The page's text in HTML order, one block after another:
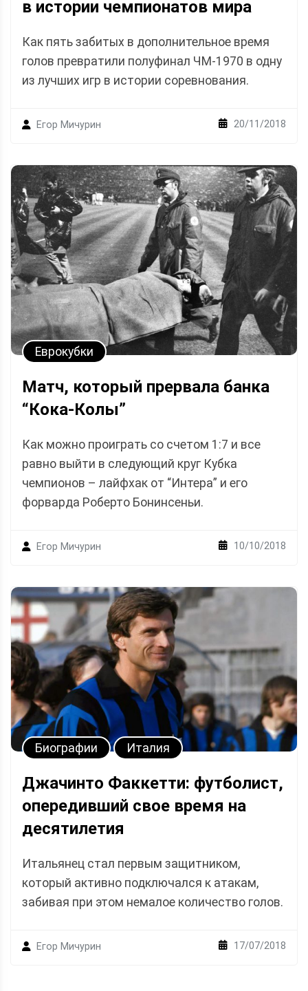
в истории чемпионатов мира
Как пять забитых в дополнительное время
голов превратили полуфинал ЧМ-1970 в одну
из лучших игр в истории соревнования.
Егор Мичурин 20/11/2018
Еврокубки
Матч, который прервала банка
“Кока-Колы”
Как можно проиграть со счетом 1:7 и все
равно выйти в следующий круг Кубка
чемпионов – лайфхак от “Интера” и его
форварда Роберто Бонинсеньи.
Егор Мичурин 10/10/2018
Биографии Италия
Джачинто Факкетти: футболист,
опередивший свое время на
десятилетия
Итальянец стал первым защитником,
который активно подключался к атакам,
забивая при этом немалое количество голов.
Егор Мичурин 17/07/2018